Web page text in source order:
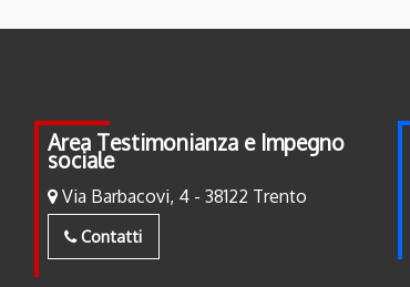
Area Testimonianza e Impegno
sociale
Via Barbacovi, 4 - 38122 Trento
Contatti